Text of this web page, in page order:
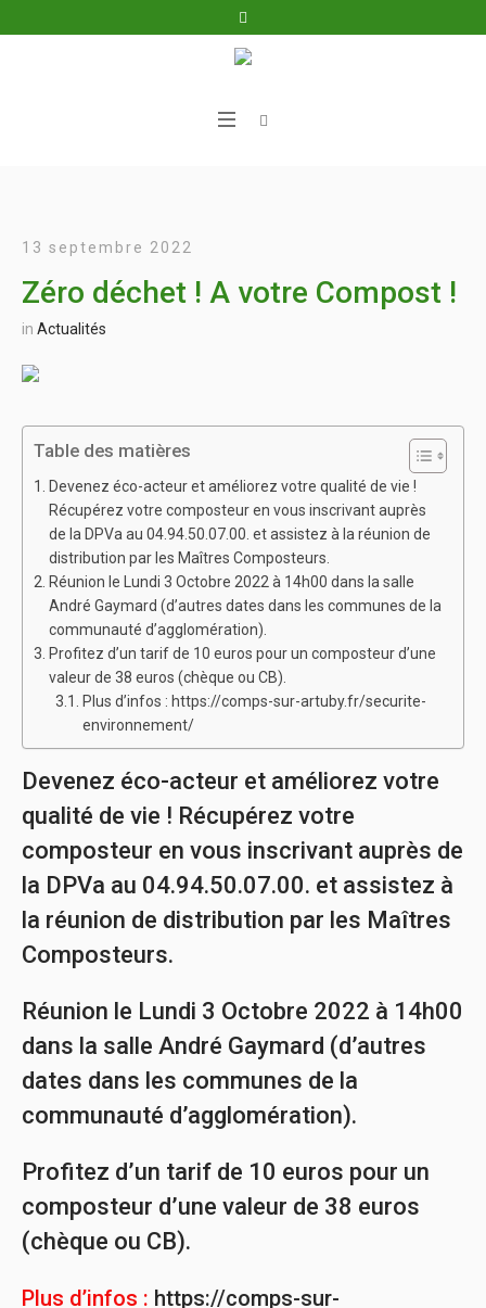
13 septembre 2022
Zéro déchet ! A votre Compost !
in Actualités
Table des matières
Devenez éco-acteur et améliorez votre qualité de vie !
Récupérez votre composteur en vous inscrivant auprès
de la DPVa au 04.94.50.07.00. et assistez à la réunion de
distribution par les Maîtres Composteurs.
Réunion le Lundi 3 Octobre 2022 à 14h00 dans la salle
André Gaymard (d’autres dates dans les communes de la
communauté d’agglomération).
Profitez d’un tarif de 10 euros pour un composteur d’une
valeur de 38 euros (chèque ou CB).
Plus d’infos : https://comps-sur-artuby.fr/securite-
environnement/
Devenez éco-acteur et améliorez votre
qualité de vie ! Récupérez votre
composteur en vous inscrivant auprès de
la DPVa au 04.94.50.07.00. et assistez à
la réunion de distribution par les Maîtres
Composteurs.
Réunion le Lundi 3 Octobre 2022 à 14h00
dans la salle André Gaymard (d’autres
dates dans les communes de la
communauté d’agglomération).
Profitez d’un tarif de 10 euros pour un
composteur d’une valeur de 38 euros
(chèque ou CB).
Plus d’infos : https://comps-sur-